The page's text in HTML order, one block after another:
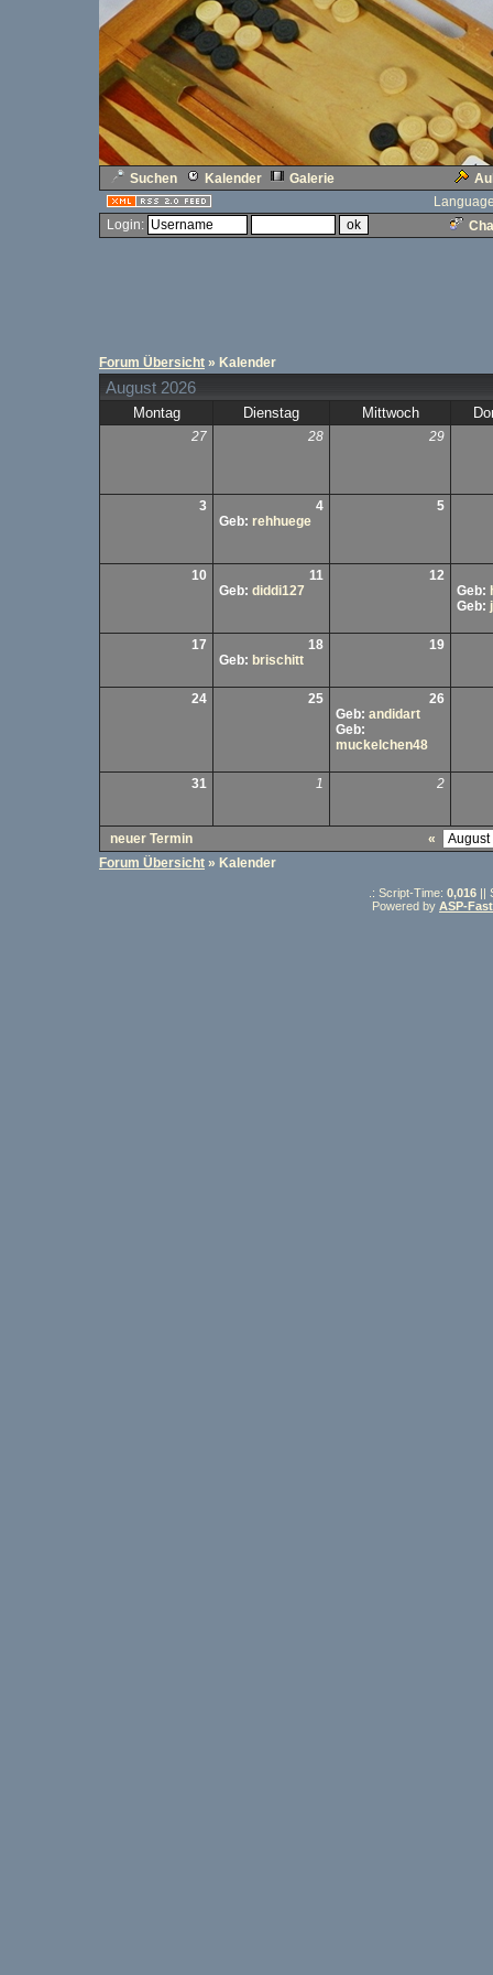
Suchen Kalender Galerie
Login:
Forum Übersicht » Kalender
August 2026
Montag Dienstag Mittwoch
27 28 29
3
4
Geb: rehhuege
5
10
11
Geb: diddi127
12
Geb:
Geb:
17
18
Geb: brischitt
19
24 25
26
Geb: andidart
Geb:
muckelchen48
31 1 2
neuer Termin
«
Forum Übersicht » Kalender
.: Script-Time: 0,016 ||
Powered by ASP-